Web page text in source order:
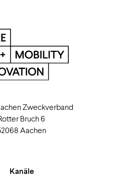
Zweckverband
Bruch 6
Aachen
Kanäle